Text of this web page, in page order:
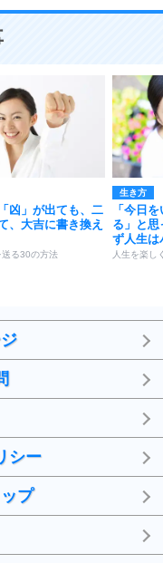
凶」が出ても、二
、大吉に書き換え
送る30の方法
生き方
「今日
る」と
ず人生は
人生を楽し
シー
プ